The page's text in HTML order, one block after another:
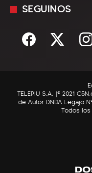
Sociedad
C5N Autos
RatingCero
Mediakit
Términos y
SEGUINOS
TELEPIU S.A. |© 2021
de Autor DNDA Legajo
Todos